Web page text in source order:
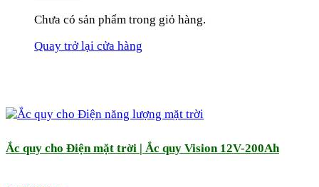
Chưa có sản phẩm trong giỏ hàng.
Quay trở lại cửa hàng
Ắc quy cho Điện mặt trời | Ắc quy Vision 12V-200Ah